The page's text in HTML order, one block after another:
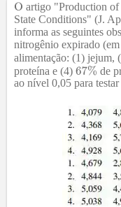
artigo "Production of
State Conditions" (J.
informa as seguintes
nitrogênio expirado
alimentação: (1) jejum,
proteína e (4)
de
ao nível 0,05 para